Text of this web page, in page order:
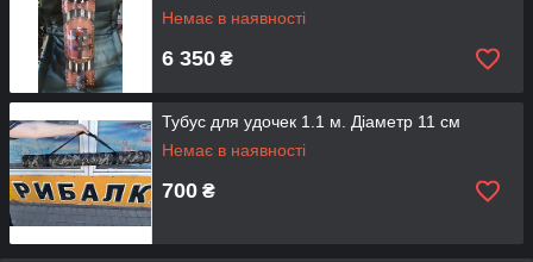
Немає в наявності
6 350 ₴
Тубус для удочек 1.1 м. Діаметр 11 см
Немає в наявності
700 ₴